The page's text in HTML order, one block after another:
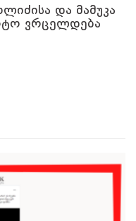
და მამუკა
ვრცელდება